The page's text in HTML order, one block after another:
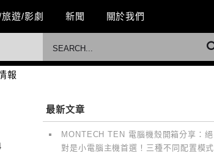
遊/影劇 新聞 關於我們
報
最新文章
MONTECH TEN 電腦機殼開箱分享：絕
對是小電腦主機首選！三種不同配置模式